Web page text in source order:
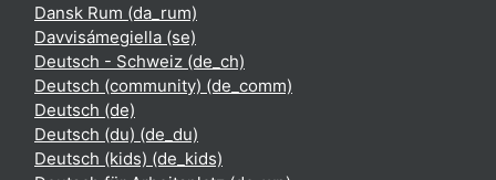
Dansk Rum ‎(da_rum)‎
Davvisámegiella ‎(se)‎
Deutsch - Schweiz ‎(de_ch)‎
Deutsch (community) ‎(de_comm)‎
Deutsch ‎(de)‎
Deutsch (du) ‎(de_du)‎
Deutsch (kids) ‎(de_kids)‎